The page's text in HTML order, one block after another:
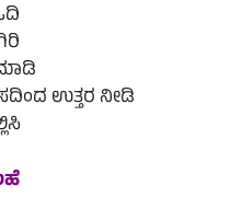
ಉತ್ತರ ನೀಡಿ